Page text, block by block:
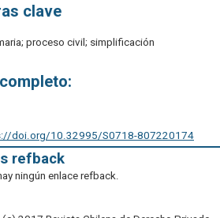
clave
proceso civil; simplificación
doi.org/10.32995/S0718-807220174
refback
ningún enlace refback.